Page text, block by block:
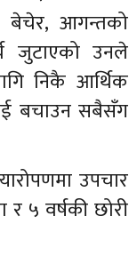
बेचेर, आगन्तको
जुटाएको उनले
निकै आर्थिक
बचाउन सबैसँग
उपचार
५ वर्षकी छोरी